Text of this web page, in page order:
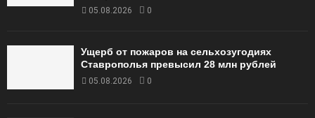
05.08.2026 0
Ущерб от пожаров на сельхозугодиях
Ставрополья превысил 28 млн рублей
05.08.2026 0